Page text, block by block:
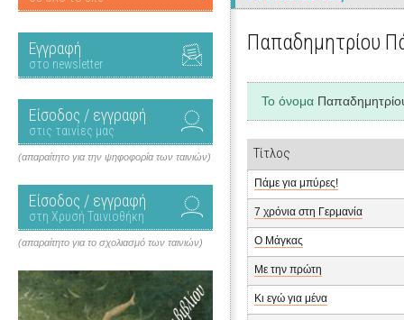
Εγγραφή
στο newsletter
Είσοδος / εγγραφή
στις ταινίες μας
(απαραίτητο για την ψηφοφορία των ταινιών)
Είσοδος / εγγραφή
στη Χρυσή Ταινιοθήκη
(απαραίτητο για το σχολιασμό των ταινιών)
Παπαδημητρίου
Το όνομα
Τίτλος
Πάμε για μπύρες!
7 χρόνια στη Γερμανία
Ο Μάγκας
Με την πρώτη
Κι εγώ για μένα